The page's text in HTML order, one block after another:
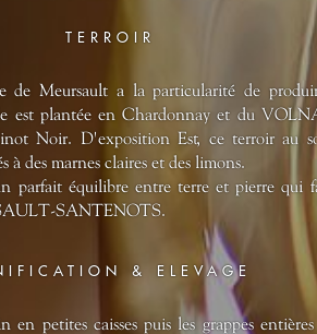
TERROIR
de Meursault a la particularité de
est plantée en Chardonnay et du
Noir. D'exposition Est, ce terroir au
à des marnes claires et des limons.
parfait équilibre entre terre et pierre qui
SANTENOTS.
& ELEVAGE
petites caisses puis les grappes